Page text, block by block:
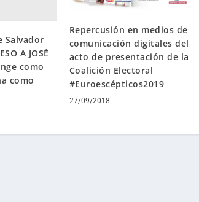
Salvador
A JOSÉ
como
como
Repercusión en medios de
comunicación digitales del
acto de presentación de la
Coalición Electoral
#Euroescépticos2019
27/09/2018